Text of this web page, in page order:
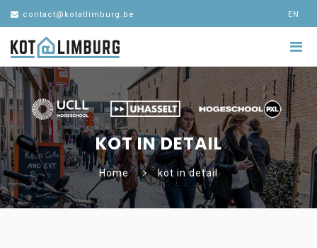
contact@kotatlimburg.be EN
KOT IN DETAIL
Home kot in detail